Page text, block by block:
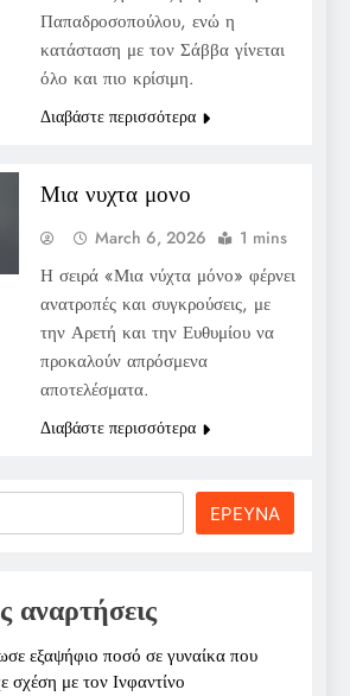
Παπαδροσοπούλου, ενώ η
κατάσταση με τον Σάββα γίνεται
όλο και πιο κρίσιμη.
Διαβάστε περισσότερα
Μια νυχτα μονο
March 6, 2026 1 mins
Η σειρά «Μια νύχτα μόνο» φέρνει
ανατροπές και συγκρούσεις, με
την Αρετή και την Ευθυμίου να
προκαλούν απρόσμενα
αποτελέσματα.
Διαβάστε περισσότερα
ΕΡΕΥΝΑ
αναρτήσεις
εξαψήφιο ποσό σε γυναίκα που
σχέση με τον Ινφαντίνο